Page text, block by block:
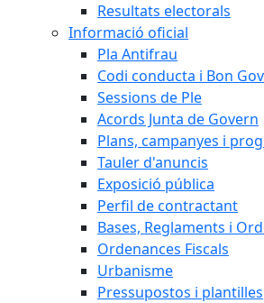
Resultats electorals
Informació oficial
Pla Antifrau
Codi conducta i Bon
Sessions de Ple
Acords Junta de Govern
Plans, campanyes i
Tauler d'anuncis
Exposició pública
Perfil de contractant
Bases, Reglaments i
Ordenances Fiscals
Urbanisme
Pressupostos i plantilles